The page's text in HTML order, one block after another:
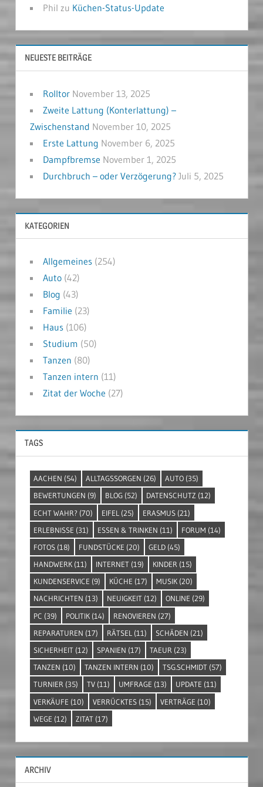
Phil zu Küchen-Status-Update
NEUESTE BEITRÄGE
Rolltor November 13, 2025
Zweite Lattung (Konterlattung) –
Zwischenstand November 10, 2025
Erste Lattung November 6, 2025
Dampfbremse November 1, 2025
Durchbruch – oder Verzögerung? Juli 5, 2025
KATEGORIEN
Allgemeines(254)
Auto(42)
Blog (43)
Familie (23)
Haus(106)
Studium (50)
Tanzen (80)
Tanzen intern (11)
Zitat der Woche (27)
TAGS
AACHEN (54) ALLTAGSSORGEN (26) AUTO (35)
BEWERTUNGEN (9) BLOG (52) DATENSCHUTZ (12)
ECHT WAHR? (70) EIFEL (25) ERASMUS (21)
ERLEBNISSE (31) ESSEN & TRINKEN (11) FORUM (14)
FOTOS (18) FUNDSTÜCKE (20) GELD (45)
HANDWERK (11) INTERNET (19) KINDER (15)
KUNDENSERVICE (9) KÜCHE (17) MUSIK (20)
NACHRICHTEN (13) NEUIGKEIT (12) ONLINE (29)
PC (39) POLITIK (14) RENOVIEREN (27)
REPARATUREN (17) RÄTSEL (11) SCHÄDEN (21)
SICHERHEIT (12) SPANIEN (17) TAEUR (23)
TANZEN (10) TANZEN INTERN (10) TSG.SCHMIDT (57)
TURNIER (35) TV (11) UMFRAGE (13) UPDATE (11)
VERKÄUFE (10) VERRÜCKTES (15) VERTRÄGE (10)
WEGE (12) ZITAT (17)
ARCHIV